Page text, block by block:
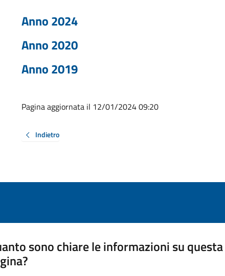
Anno 2024
Anno 2020
Anno 2019
Pagina aggiornata il 12/01/2024 09:20
Indietro
sono chiare le informazioni su questa